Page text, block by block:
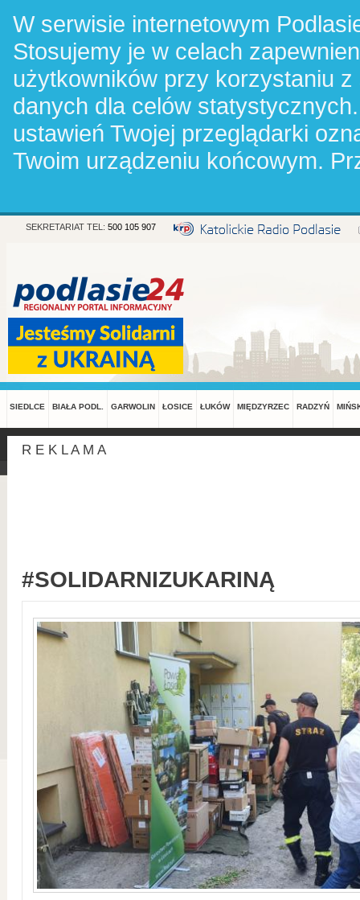
W serwisie internetowym
Stosujemy je w celach
użytkowników przy korzystaniu
danych dla celów
ustawień Twojej przeglądarki
Twoim urządzeniu końcowym.
SEKRETARIAT TEL: 500 105 907
SIEDLCE BIAŁA PODL. GARWOLIN ŁOSICE ŁUKÓW MIĘDZYRZEC RADZYŃ
R E K L A M A
#SOLIDARNIZUKARINĄ